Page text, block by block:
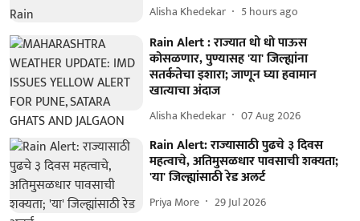
Alisha Khedekar 5 hours ago
Rain Alert : राज्यात धो धो पाऊस
कोसळणार, पुण्यासह 'या' जिल्ह्यांना
सतर्कतेचा इशारा; जाणून घ्या हवामान
खात्याचा अंदाज
Alisha Khedekar 07 Aug 2026
Rain Alert: राज्यासाठी पुढचे ३ दिवस
महत्वाचे, अतिमुसळधार पावसाची शक्यता;
'या' जिल्ह्यांसाठी रेड अलर्ट
Priya More 29 Jul 2026